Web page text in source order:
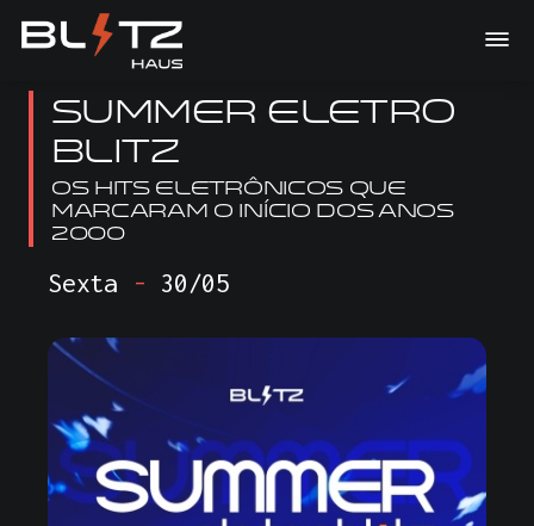
Summer Eletro
Blitz
Os hits eletrônicos que
marcaram o início dos anos
2000
Sexta - 30/05